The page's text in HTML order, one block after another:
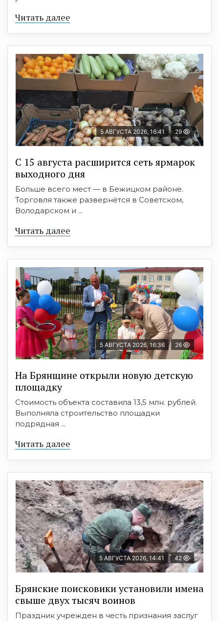
Читать далее
5 АВГУСТА 2026, 16:41 29
С 15 августа расширится сеть ярмарок
выходного дня
Больше всего мест — в Бежицком районе.
Торговля также развернётся в Советском,
Володарском и ...
Читать далее
5 АВГУСТА 2026, 16:36 26
На Брянщине открыли новую детскую
площадку
Стоимость объекта составила 13,5 млн. рублей.
Выполняла строительство площадки
подрядная ...
Читать далее
5 АВГУСТА 2026, 14:41 42
Брянские поисковики установили имена
свыше двух тысяч воинов
Праздник учрежден в честь признания заслуг